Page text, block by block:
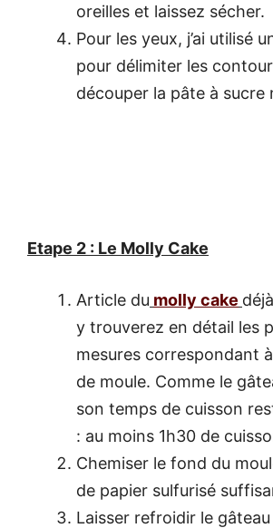
oreilles et laissez sécher.
Pour les yeux, j’ai utilisé
pour délimiter les
découper la pâte à sucre
Etape 2 : Le Molly Cake
Article du molly cake
y trouverez en détail les
mesures correspondant
de moule. Comme le
son temps de cuisson
: au moins 1h30 de
Chemiser le fond du
de papier sulfurisé
Laisser refroidir le